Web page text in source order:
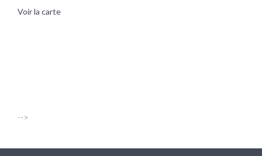
Voir la carte
-->